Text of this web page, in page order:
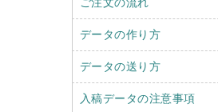
データの作り方
データの送り方
入稿データの注意事項